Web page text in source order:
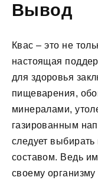
Вывод
Квас – это не
настоящая
для здоровья
пищеварения,
минералами,
газированным
следует
составом. Ведь
своему